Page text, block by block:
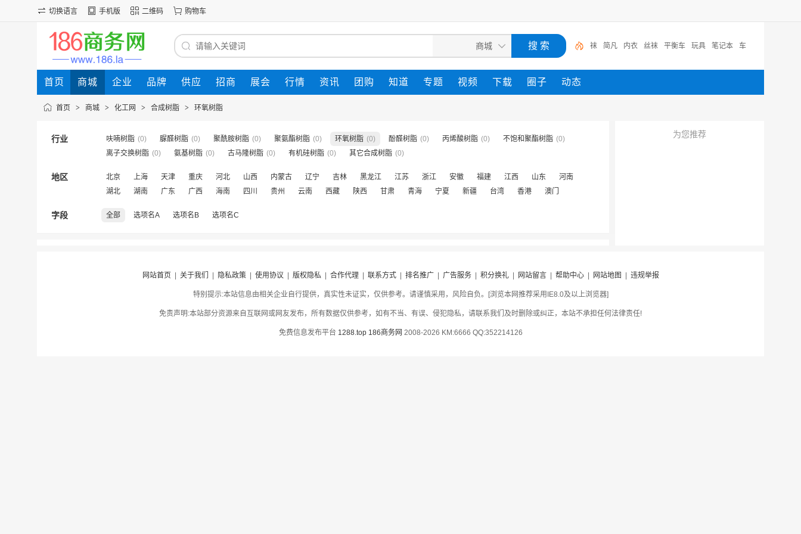
切换语言 手机版 二维码 购物车
袜 简凡 内衣 丝袜 平衡车 玩具 笔记本 车
首页 商城 企业 品牌 供应 招商 展会 行情 资讯 团购 知道 专题 视频 下载 圈子 动态
首页 > 商城 > 化工网 > 合成树脂 > 环氧树脂
行业 呋喃树脂 (0) 脲醛树脂 (0) 聚酰胺树脂 (0) 聚氨酯树脂 (0) 环氧树脂 (0) 酚醛树脂 (0) 丙烯酸树脂 (0) 不饱和聚酯树脂 (0)
离子交换树脂 (0) 氨基树脂 (0) 古马隆树脂 (0) 有机硅树脂 (0) 其它合成树脂 (0)
地区 北京 上海 天津 重庆 河北 山西 内蒙古 辽宁 吉林 黑龙江 江苏 浙江 安徽 福建 江西 山东
河南
湖北
湖南 广东 广西 海南 四川 贵州 云南 西藏 陕西 甘肃 青海 宁夏 新疆 台湾 香港 澳门
字段 全部 选项名A 选项名B 选项名C
为您推荐
网站首页 关于我们 隐私政策| 使用协议 版权隐私| 合作代理| 联系方式| 排名推广| 广告服务| 积分换礼| 网站留言| 帮助中心| 网站地图 违规举报
特别提示:本站信息由相关企业自行提供，真实性未证实，仅供参考。请谨慎采用，风险自负。[浏览本网推荐采用IE8.0及以上浏览器]
免责声明:本站部分资源来自互联网或网友发布，所有数据仅供参考，如有不当、有误、侵犯隐私，请联系我们及时删除或纠正，本站不承担任何法律责任!
免费信息发布平台 1288.top 186商务网 2008-2026 KM:6666 QQ:352214126